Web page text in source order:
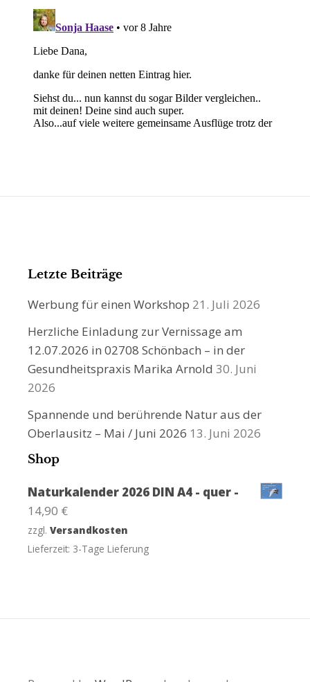
Letzte Beiträge
Werbung für einen Workshop 21. Juli 2026
Herzliche Einladung zur Vernissage am
12.07.2026 in 02708 Schönbach – in der
Gesundheitspraxis Marika Arnold 30. Juni
2026
Spannende und berührende Natur aus der
Oberlausitz – Mai / Juni 2026 13. Juni 2026
Shop
Naturkalender 2026 DIN A4 - quer -
14,90 €
zzgl. Versandkosten
Lieferzeit: 3-Tage Lieferung